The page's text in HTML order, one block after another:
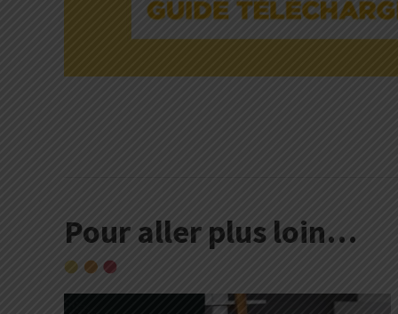
Pour aller plus loin…